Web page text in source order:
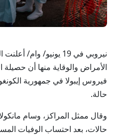
نيروبي في 19 يونيو/
الأمراض والوقاية منها أن
حالة.
حالات، بعد احتساب الوفيات